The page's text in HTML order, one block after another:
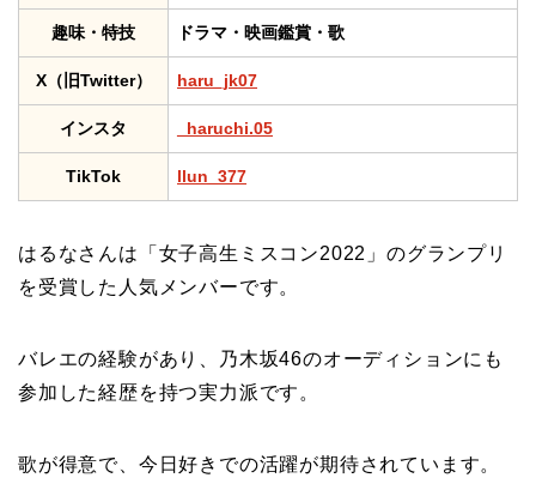
趣味・特技 ドラマ・映画鑑賞・歌
X（旧Twitter） haru_jk07
インスタ _haruchi.05
TikTok llun_377
はるなさんは「女子高生ミスコン2022」のグランプリ
を受賞した人気メンバーです。
バレエの経験があり、乃木坂46のオーディションにも
参加した経歴を持つ実力派です。
歌が得意で、今日好きでの活躍が期待されています。